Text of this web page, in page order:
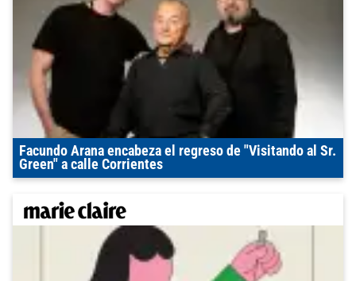
Facundo Arana encabeza el regreso de "Visitando al Sr.
Green" a calle Corrientes